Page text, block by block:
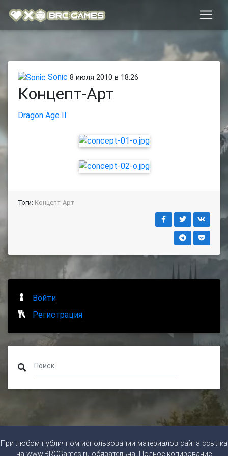
Sonic 8 июля 2010 в 18:26
Концепт-Арт
Dragon Age II
Тэги: Концепт-Арт
Войти
Регистрация
При любом публичном использовании материалов сайта ссылка